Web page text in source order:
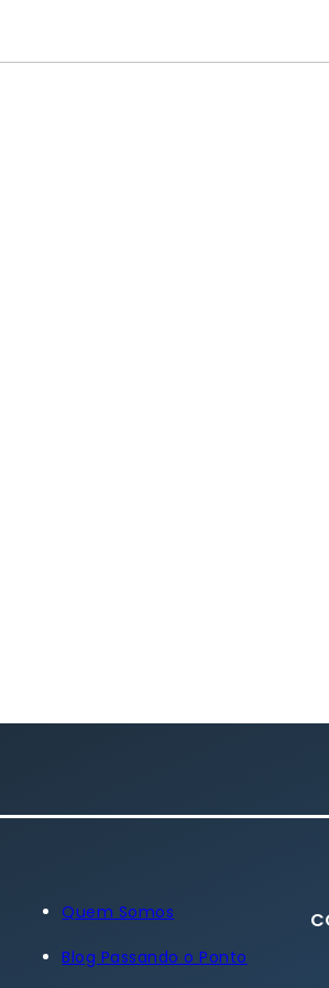
Quem Somos
Blog Passando o Ponto